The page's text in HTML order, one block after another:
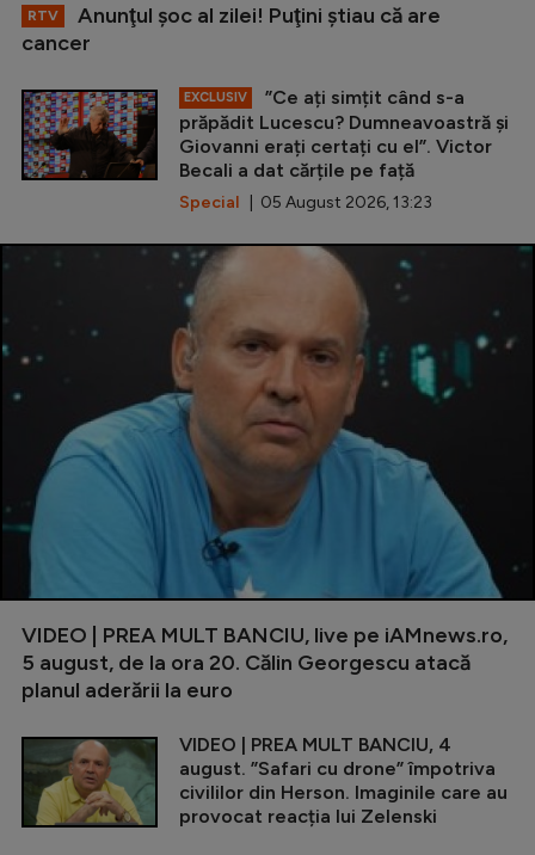
RTV
Anunţul şoc al zilei! Puţini ştiau că are
cancer
EXCLUSIV
”Ce ați simțit când s-a
prăpădit Lucescu? Dumneavoastră și
Giovanni erați certați cu el”. Victor
Becali a dat cărțile pe față
Special | 05 August 2026, 13:23
VIDEO | PREA MULT BANCIU, live pe iAMnews.ro,
5 august, de la ora 20. Călin Georgescu atacă
planul aderării la euro
VIDEO | PREA MULT BANCIU, 4
august. ”Safari cu drone” împotriva
civililor din Herson. Imaginile care au
provocat reacția lui Zelenski